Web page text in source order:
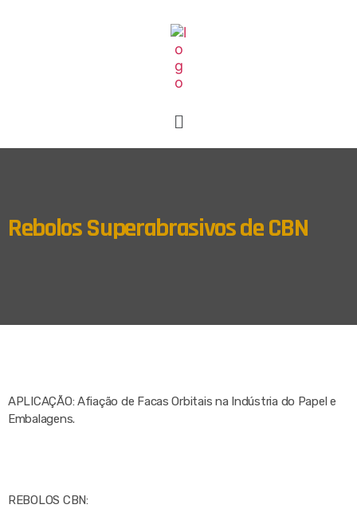
Rebolos Superabrasivos de CBN
APLICAÇÃO: Afiação de Facas Orbitais na Indústria do Papel e
Embalagens.
REBOLOS CBN: